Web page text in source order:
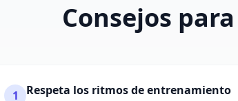
Consejos
1 Respeta los ritmos de entrenamiento